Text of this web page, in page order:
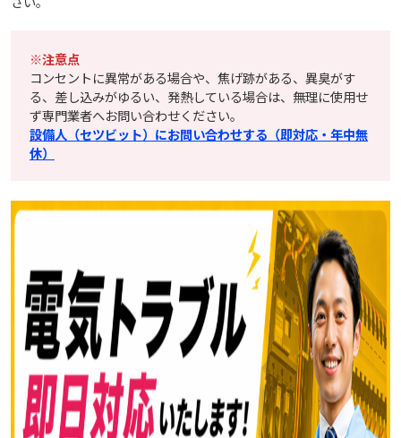
※注意点
コンセントに異常がある場合や、焦げ跡がある、異臭がす
る、差し込みがゆるい、発熱している場合は、無理に使用せ
ず専門業者へお問い合わせください。
設備人（セツビット）にお問い合わせする（即対応・年中無
休）